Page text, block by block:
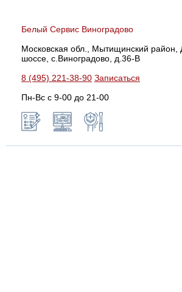
Белый Сервис Виноградово
Московская обл., Мытищинский район,
шоссе, с.Виноградово, д.36-В
8 (495) 221-38-90 Записаться
Пн-Вс с 9-00 до 21-00